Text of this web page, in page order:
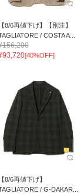
【8/6再値下げ】【別注】
/ COSTA A...
[40%OFF]
【8/6再値下げ】
/ G-DAKAR...